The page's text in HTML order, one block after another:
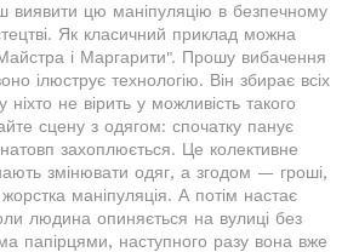
виявити цю маніпуляцію в безпечному
Як класичний приклад можна
і Маргарити". Прошу вибачення
ілюструє технологію. Він збирає всіх
ніхто не вірить у можливість такого
сцену з одягом: спочатку панує
захоплюється. Це колективне
змінювати одяг, а згодом — гроші,
маніпуляція. А потім настає
людина опиняється на вулиці без
папірцями, наступного разу вона вже